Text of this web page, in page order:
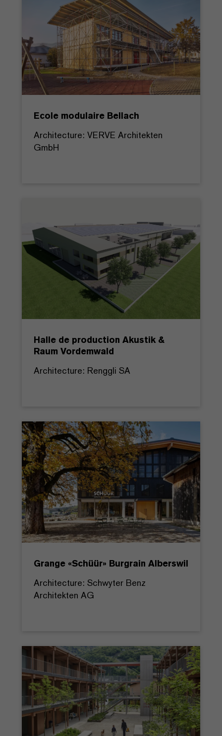
Ecole modulaire Bellach
Architecture: VERVE Architekten
GmbH
Halle de production Akustik &
Raum Vordemwald
Architecture: Renggli SA
Grange «Schüür» Burgrain Alberswil
Architecture: Schwyter Benz
Architekten AG